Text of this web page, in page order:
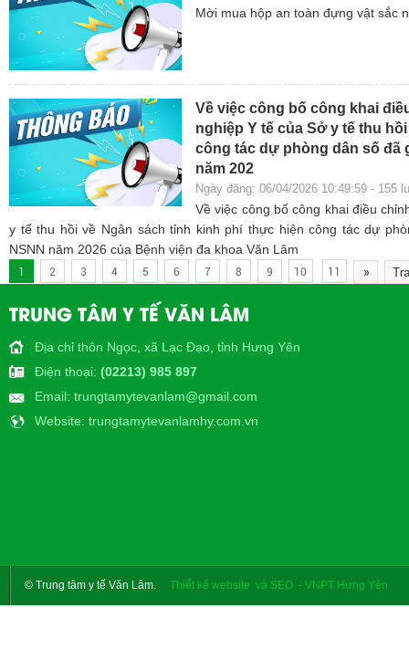
Mời mua hộp an toàn đựng vật sắc
Về việc công bố công khai
nghiệp Y tế của Sở y tế thu
công tác dự phòng dân số đã
năm 202
Ngày đăng: 06/04/2026 10:49:59 - 155
Về việc công bố công khai điều
y tế thu hồi về Ngân sách tỉnh kinh phí thực hiện công tác dự
NSNN năm 2026 của Bệnh viện đa khoa Văn Lâm
1 2 3 4 5 6 7 8 9 10 11
TRUNG TÂM Y TẾ VĂN LÂM
Địa chỉ thôn Ngọc, xã Lạc Đạo, tỉnh Hưng Yên
Điện thoại: (02213) 985 897
Email: trungtamytevanlam@gmail.com
Website: trungtamytevanlamhy.com.vn
© Trung tâm y tế Văn Lâm. Thiết kế website và SEO - VNPT Hưng Yên